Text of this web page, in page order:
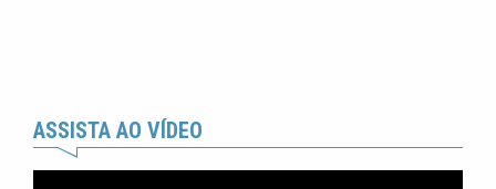
ASSISTA AO VÍDEO